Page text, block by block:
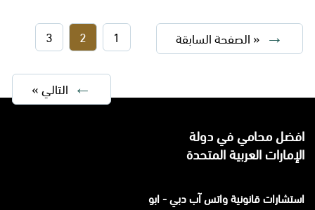
« الصفحة السابقة 1
2
3
التالي »
افضل محامي في دولة
الإمارات العربية المتحدة
استشارات قانونيةواتس آبدبي - ابو